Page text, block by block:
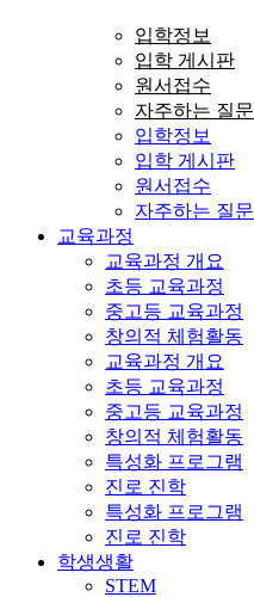
입학정보
입학 게시판
원서접수
자주하는 질문
입학정보
입학 게시판
원서접수
자주하는 질문
교육과정
교육과정 개요
초등 교육과정
중고등 교육과정
창의적 체험활동
교육과정 개요
초등 교육과정
중고등 교육과정
창의적 체험활동
특성화 프로그램
진로 진학
특성화 프로그램
진로 진학
학생생활
STEM